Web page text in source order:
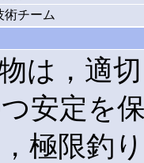
術チーム
は，適
安定を
極限釣